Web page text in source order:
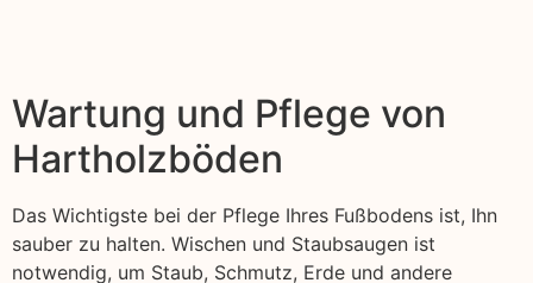
Wartung und Pflege von
Hartholzböden
Das Wichtigste bei der Pflege Ihres Fußbodens ist, Ihn
sauber zu halten. Wischen und Staubsaugen ist
notwendig, um Staub, Schmutz, Erde und andere